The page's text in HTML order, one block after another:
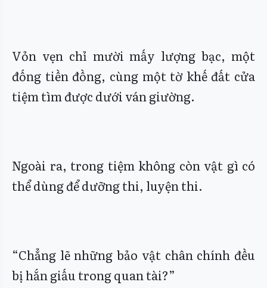
Vỏn vẹn chỉ mười mấy lượng bạc, một
đống tiền đồng, cùng một tờ khế đất cửa
tiệm tìm được dưới ván giường.
Ngoài ra, trong tiệm không còn vật gì có
thể dùng để dưỡng thi, luyện thi.
“Chẳng lẽ những bảo vật chân chính đều
bị hắn giấu trong quan tài?”